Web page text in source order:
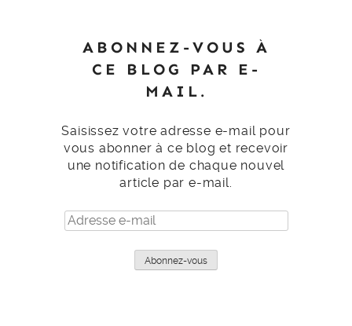
ABONNEZ-VOUS À
CE BLOG PAR E-
MAIL.
Saisissez votre adresse e-mail pour
vous abonner à ce blog et recevoir
une notification de chaque nouvel
article par e-mail.
Adresse
e-
Abonnez-vous